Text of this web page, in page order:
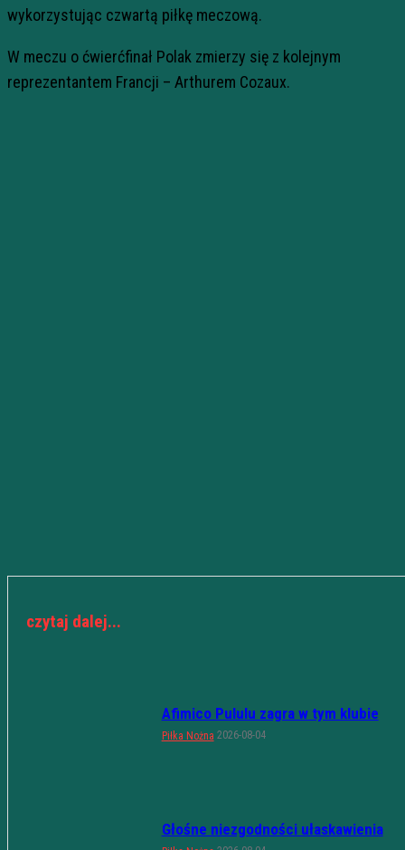
wykorzystując czwartą piłkę meczową.
W meczu o ćwierćfinał Polak zmierzy się z kolejnym
reprezentantem Francji – Arthurem Cozaux.
czytaj dalej...
Afimico Pululu zagra w tym klubie
Piłka Nożna 2026-08-04
Głośne niezgodności ułaskawienia